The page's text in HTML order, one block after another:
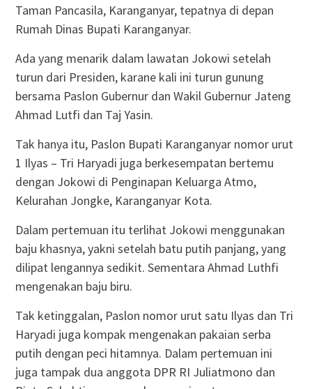
Taman Pancasila, Karanganyar, tepatnya di depan
Rumah Dinas Bupati Karanganyar.
Ada yang menarik dalam lawatan Jokowi setelah
turun dari Presiden, karane kali ini turun gunung
bersama Paslon Gubernur dan Wakil Gubernur Jateng
Ahmad Lutfi dan Taj Yasin.
Tak hanya itu, Paslon Bupati Karanganyar nomor urut
1 Ilyas – Tri Haryadi juga berkesempatan bertemu
dengan Jokowi di Penginapan Keluarga Atmo,
Kelurahan Jongke, Karanganyar Kota.
Dalam pertemuan itu terlihat Jokowi menggunakan
baju khasnya, yakni setelah batu putih panjang, yang
dilipat lengannya sedikit. Sementara Ahmad Luthfi
mengenakan baju biru.
Tak ketinggalan, Paslon nomor urut satu Ilyas dan Tri
Haryadi juga kompak mengenakan pakaian serba
putih dengan peci hitamnya. Dalam pertemuan ini
juga tampak dua anggota DPR RI Juliatmono dan